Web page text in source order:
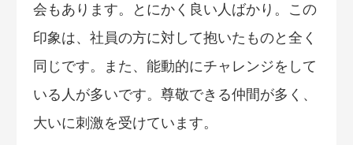
会もあります。とにかく良い人ばかり。この
印象は、社員の方に対して抱いたものと全く
同じです。また、能動的にチャレンジをして
いる人が多いです。尊敬できる仲間が多く、
大いに刺激を受けています。